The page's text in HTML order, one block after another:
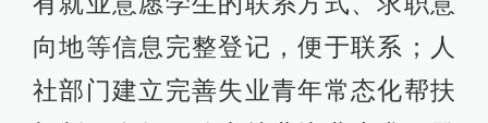
向地等信息完整登记，便于联系；人
社部门建立完善失业青年常态化帮扶